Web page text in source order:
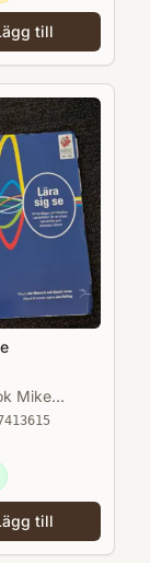
till
Mike
till